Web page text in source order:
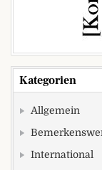
Kategorien
Allgemein
International